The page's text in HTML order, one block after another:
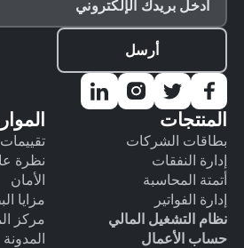
المنتجات
بطاقات الشركات
إدارة النفقات
أتمتة المحاسبة
إدارة الفواتير
نظام التشغيل المالي
حساب الأعمال
نظرة
الأمان
مزايا
مركز
المدونة